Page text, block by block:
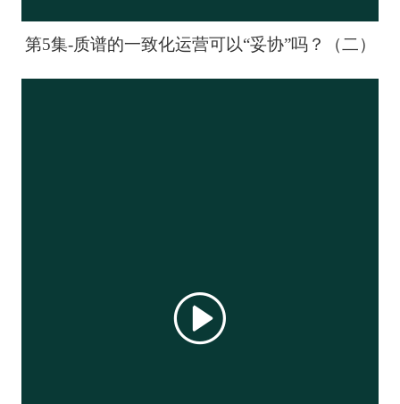
第5集-质谱的一致化运营可以“妥协”吗？（二）